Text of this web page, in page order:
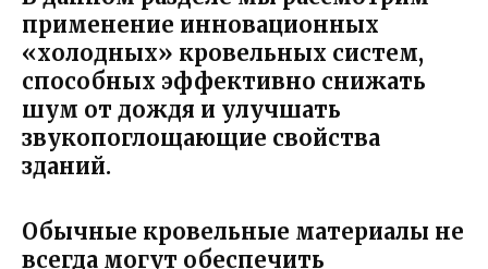
применение инновационных
«холодных» кровельных систем,
способных эффективно снижать
шум от дождя и улучшать
звукопоглощающие свойства
зданий.
Обычные кровельные материалы не
всегда могут обеспечить